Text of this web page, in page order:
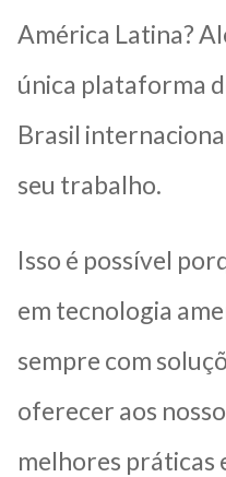
América Latina?
única plataforma
Brasil
seu trabalho.
Isso é possível
em tecnologia
sempre com
oferecer aos
melhores práticas